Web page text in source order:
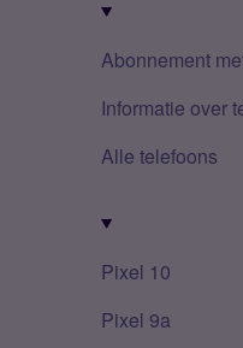
Abonnement
Informatie over
Alle telefoons
Pixel 10
Pixel 9a